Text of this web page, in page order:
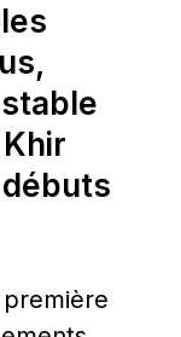
première